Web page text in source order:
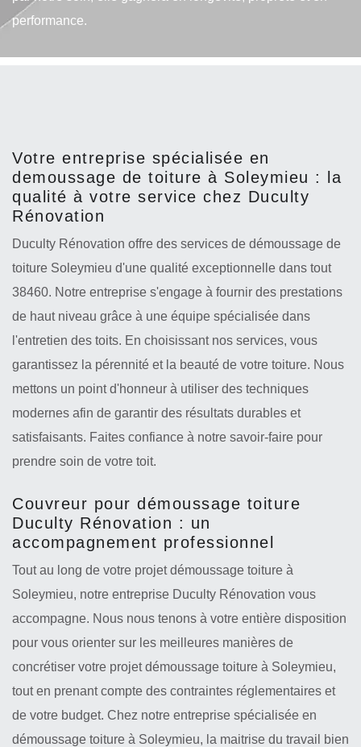
performance.
Votre entreprise spécialisée en
demoussage de toiture à Soleymieu : la
qualité à votre service chez Duculty
Rénovation
Duculty Rénovation offre des services de démoussage de
toiture Soleymieu d'une qualité exceptionnelle dans tout
38460. Notre entreprise s'engage à fournir des prestations
de haut niveau grâce à une équipe spécialisée dans
l'entretien des toits. En choisissant nos services, vous
garantissez la pérennité et la beauté de votre toiture. Nous
mettons un point d'honneur à utiliser des techniques
modernes afin de garantir des résultats durables et
satisfaisants. Faites confiance à notre savoir-faire pour
prendre soin de votre toit.
Couvreur pour démoussage toiture
Duculty Rénovation : un
accompagnement professionnel
Tout au long de votre projet démoussage toiture à
Soleymieu, notre entreprise Duculty Rénovation vous
accompagne. Nous nous tenons à votre entière disposition
pour vous orienter sur les meilleures manières de
concrétiser votre projet démoussage toiture à Soleymieu,
tout en prenant compte des contraintes réglementaires et
de votre budget. Chez notre entreprise spécialisée en
démoussage toiture à Soleymieu, la maitrise du travail bien